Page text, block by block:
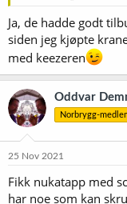
Ja, de hadde godt
siden jeg kjøpte
med keezeren
Oddvar
Norbrygg-
25 Nov 2021
Fikk nukatapp med
har noe som kan